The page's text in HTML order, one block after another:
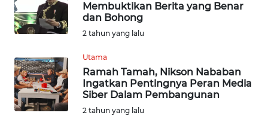
Membuktikan Berita yang Benar
dan Bohong
2 tahun yang lalu
Utama
Ramah Tamah, Nikson Nababan
Ingatkan Pentingnya Peran Media
Siber Dalam Pembangunan
2 tahun yang lalu
WN
BALI
KALBAR
WN
KALTENG